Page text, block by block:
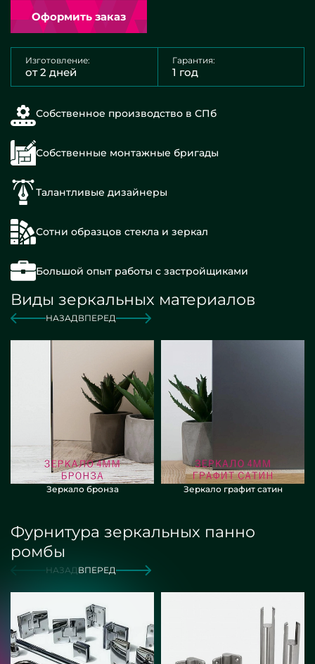
Оформить заказ
Изготовление:
от 2 дней
Гарантия:
1 год
Собственное производство в СПб
Собственные монтажные бригады
Талантливые дизайнеры
Сотни образцов стекла и зеркал
Большой опыт работы с застройщиками
Виды зеркальных материалов
НАЗАДВПЕРЕД
Зеркало бронза Зеркало графит сатин
Фурнитура зеркальных панно
ромбы
НАЗАДВПЕРЕД